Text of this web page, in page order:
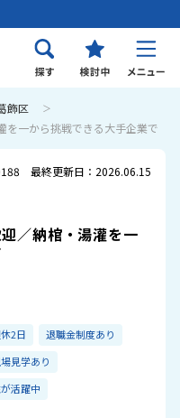
飾区
一から挑戦できる大手企業で
最終更新日：2026.06.15
／納棺・湯灌を一
2日
退職金制度あり
見学あり
活躍中